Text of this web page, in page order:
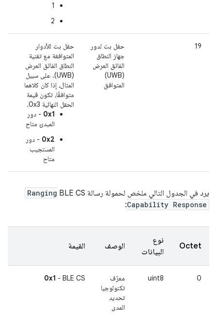
1
2
19
حقل بت لدور
جهاز النطاق
الفائق العرض
(UWB)
المتوافق
حقل بت للأدوار
المتوافقة مع تقنية
النطاق الفائق العرض
(UWB). على سبيل
المثال، إذا كان كلاهما
متوافقًا، تكون قيمة
الحقل النهائية 0x3.
0x1 - دور
المبدئ متاح
0x2 - دور
المستجيب
متاح
يرد في الجدول التالي ملخص لحمولة رسالة BLE CS
Ranging
Capability Response
:
Octet
نوع
البيانات
الوصف القيمة
0
uint8
معرّف
تكنولوجيا
تحديد
المدى
0x1 - BLE CS